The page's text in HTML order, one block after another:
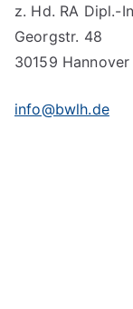
z. Hd. RA Dipl.-
Georgstr. 48
30159 Hannover
info@bwlh.de